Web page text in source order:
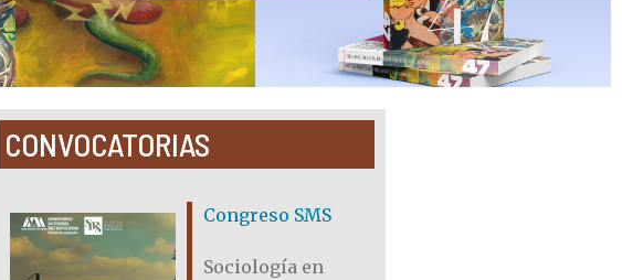
CONVOCATORIAS
Congreso SMS
Sociología en